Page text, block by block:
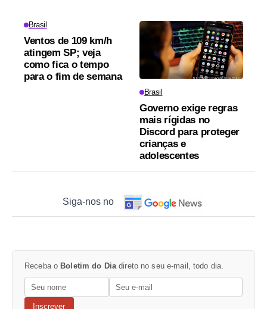
Brasil
Ventos de 109 km/h
atingem SP; veja
como fica o tempo
para o fim de semana
Brasil
Governo exige regras
mais rígidas no
Discord para proteger
crianças e
adolescentes
Siga-nos no
Receba o Boletim do Dia direto no seu e-mail, todo dia.
Inscrever